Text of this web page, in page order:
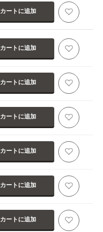
カートに追加
カートに追加
カートに追加
カートに追加
カートに追加
カートに追加
カートに追加